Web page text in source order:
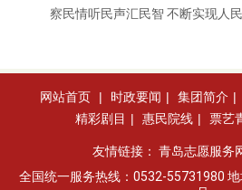
察民情听民声汇民智 不断实现人
网站首页 | 时政要闻 | 集团简介 |
精彩剧目 | 惠民院线 | 票艺
友情链接： 青岛志愿服务
全国统一服务热线：0532-55731980